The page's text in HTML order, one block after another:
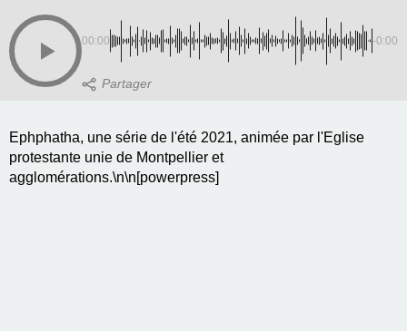
00:00 -0:00
Ephphatha, une série de l'été 2021, animée par l'Eglise
protestante unie de Montpellier et
agglomérations.\n\n[powerpress]